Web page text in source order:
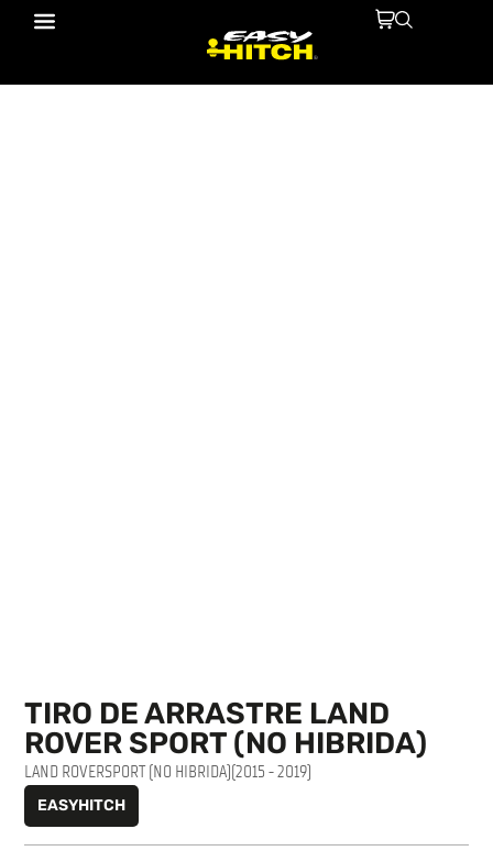
TIRO DE ARRASTRE LAND
ROVER SPORT (NO HIBRIDA)
LAND ROVERSPORT (NO HIBRIDA)(2015 - 2019)
EASYHITCH